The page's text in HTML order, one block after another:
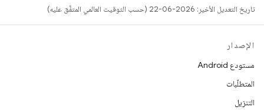
تاريخ التعديل الأخير: 2026-06-22 (حسب التوقيت العالمي المتفَّق عليه)
الإصدار
مستودع Android
المتطلّبات
التنزيل